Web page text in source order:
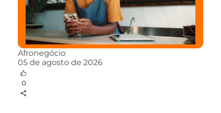
Afronegócio
05 de agosto de 2026
0